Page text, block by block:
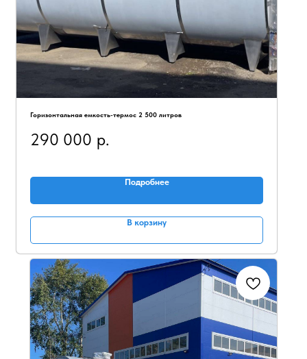
Горизонтальная емкость-термос 2 500 литров
290 000 р.
Подробнее
В корзину